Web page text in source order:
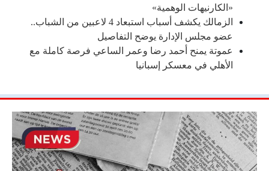
«الكارنيهات الوهمية»
الزمالك يكشف أسباب استبعاد 4 لاعبين من الشباب..
عضو مجلس الإدارة يوضح التفاصيل
عموتة يمنح أحمد رضا وعمر الساعي فرصة كاملة مع
الأهلي في معسكر إسبانيا